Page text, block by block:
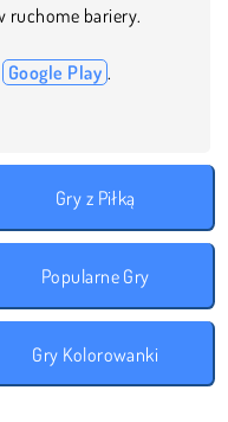
ruchome bariery.
Google Play .
Gry z Piłką
Popularne Gry
Gry Kolorowanki